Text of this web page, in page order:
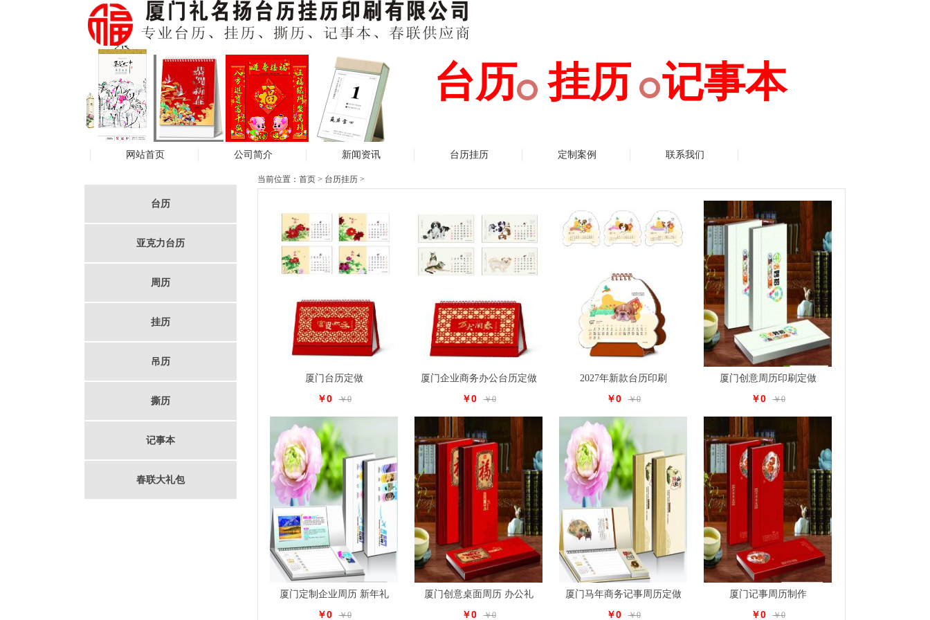
台历 挂历 记事本
网站首页 公司简介 新闻资讯 台历挂历 定制案例 联系我们
台历
亚克力台历
周历
挂历
吊历
撕历
记事本
春联大礼包
当前位置： 首页 > 台历挂历 >
厦门台历定做
￥0 ￥0
厦门企业商务办公台历定做
￥0 ￥0
2027年新款台历印刷
￥0 ￥0
厦门创意周历印刷定做
￥0 ￥0
厦门定制企业周历 新年礼
￥0 ￥0
厦门创意桌面周历 办公礼
￥0 ￥0
厦门马年商务记事周历定做
￥0 ￥0
厦门记事周历制作
￥0 ￥0